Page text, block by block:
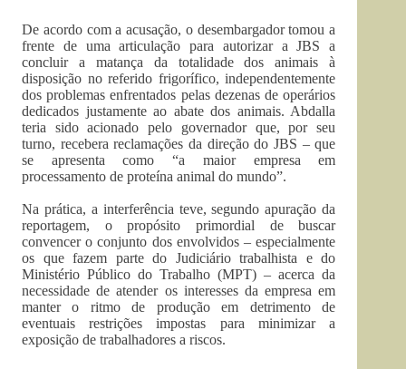
De acordo com a acusação, o desembargador tomou a
frente de uma articulação para autorizar a JBS a
concluir a matança da totalidade dos animais à
disposição no referido frigorífico, independentemente
dos problemas enfrentados pelas dezenas de operários
dedicados justamente ao abate dos animais. Abdalla
teria sido acionado pelo governador que, por seu
turno, recebera reclamações da direção do JBS – que
se apresenta como “a maior empresa em
processamento de proteína animal do mundo”.
Na prática, a interferência teve, segundo apuração da
reportagem, o propósito primordial de buscar
convencer o conjunto dos envolvidos – especialmente
os que fazem parte do Judiciário trabalhista e do
Ministério Público do Trabalho (MPT) – acerca da
necessidade de atender os interesses da empresa em
manter o ritmo de produção em detrimento de
eventuais restrições impostas para minimizar a
exposição de trabalhadores a riscos.